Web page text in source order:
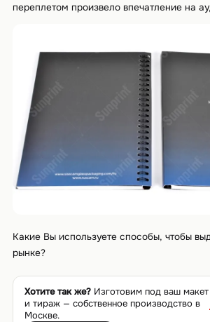
переплетом произвело впечатление на
Какие Вы используете способы, чтобы
рынке?
Хотите так же?Изготовим под ваш макет
и тираж — собственное производство в
Москве.